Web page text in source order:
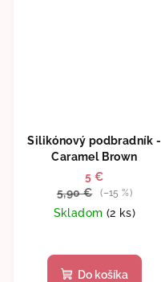
Silikónový podbradník -
Caramel Brown
5 €
5,90 €
(–15 %)
Skladom (2 ks)
Do košíka